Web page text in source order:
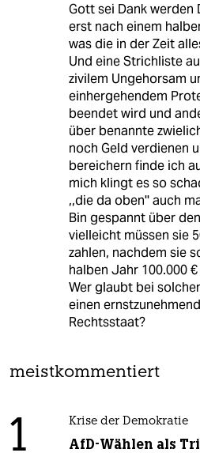
Gott sei Dank
erst nach einem
was die in der Zeit
Und eine Strichliste
zivilem Ungehorsam
einhergehendem
beendet wird und
über benannte
noch Geld verdienen
bereichern finde ich
mich klingt es so
,,die da oben'' auch
Bin gespannt über
vielleicht müssen sie
zahlen, nachdem sie
halben Jahr 100.000
Wer glaubt bei
einen
Rechtsstaat?
meistkommentiert
1 Krise der Demokratie
AfD-Wählen als